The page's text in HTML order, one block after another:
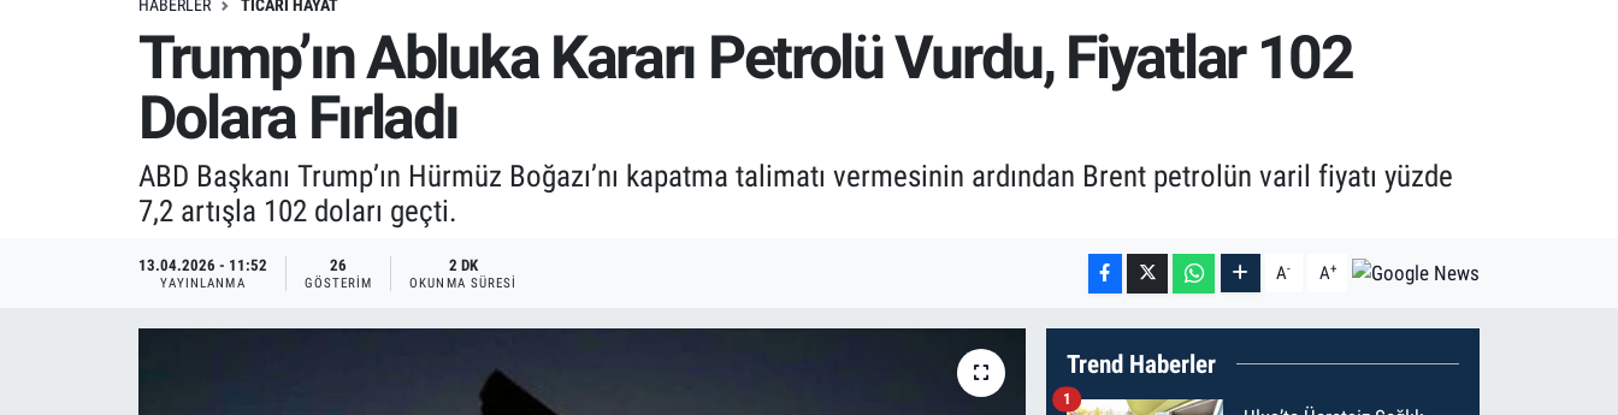
HABERLER TICARI HAYAT
Trump’ın Abluka Kararı Petrolü Vurdu, Fiyatlar 102
Dolara Fırladı
ABD Başkanı Trump’ın Hürmüz Boğazı’nı kapatma talimatı vermesinin ardından Brent petrolün varil fiyatı yüzde
7,2 artışla 102 doları geçti.
13.04.2026 - 11:52
YAYINLANMA
26
GÖSTERIM
2 DK
OKUNMA SÜRESI A- A+
Trend Haberler
1